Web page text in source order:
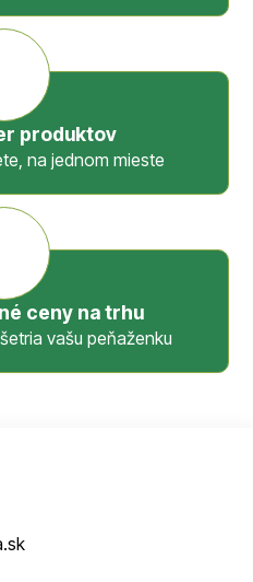
produktov
na jednom mieste
ceny na trhu
vašu peňaženku